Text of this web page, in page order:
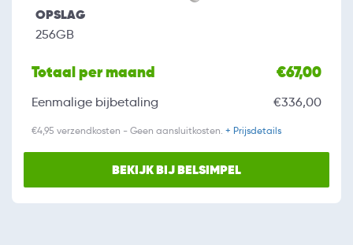
OPSLAG
256GB
Totaal per maand €67,00
Eenmalige bijbetaling €336,00
€4,95 verzendkosten - Geen aansluitkosten. + Prijsdetails
BEKIJK BIJ BELSIMPEL